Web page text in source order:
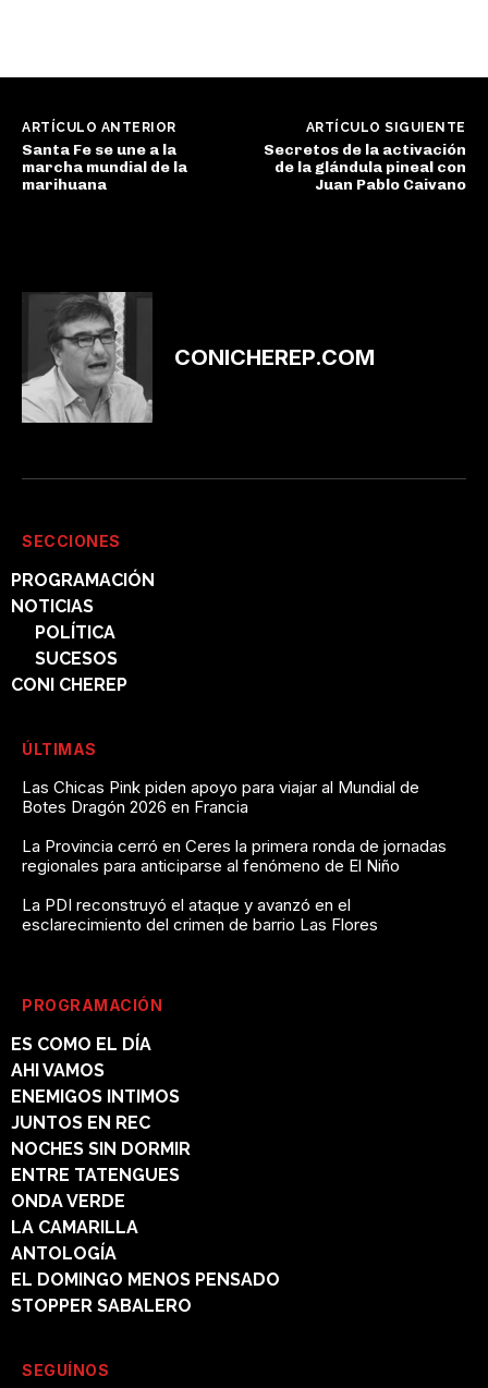
ARTÍCULO ANTERIOR
Santa Fe se une a la
marcha mundial de la
marihuana
ARTÍCULO SIGUIENTE
Secretos de la activación
de la glándula pineal con
Juan Pablo Caivano
CONICHEREP.COM
SECCIONES
PROGRAMACIÓN
NOTICIAS
POLÍTICA
SUCESOS
CONI CHEREP
ÚLTIMAS
Las Chicas Pink piden apoyo para viajar al Mundial de
Botes Dragón 2026 en Francia
La Provincia cerró en Ceres la primera ronda de jornadas
regionales para anticiparse al fenómeno de El Niño
La PDI reconstruyó el ataque y avanzó en el
esclarecimiento del crimen de barrio Las Flores
PROGRAMACIÓN
ES COMO EL DÍA
AHI VAMOS
ENEMIGOS INTIMOS
JUNTOS EN REC
NOCHES SIN DORMIR
ENTRE TATENGUES
ONDA VERDE
LA CAMARILLA
ANTOLOGÍA
EL DOMINGO MENOS PENSADO
STOPPER SABALERO
SEGUÍNOS